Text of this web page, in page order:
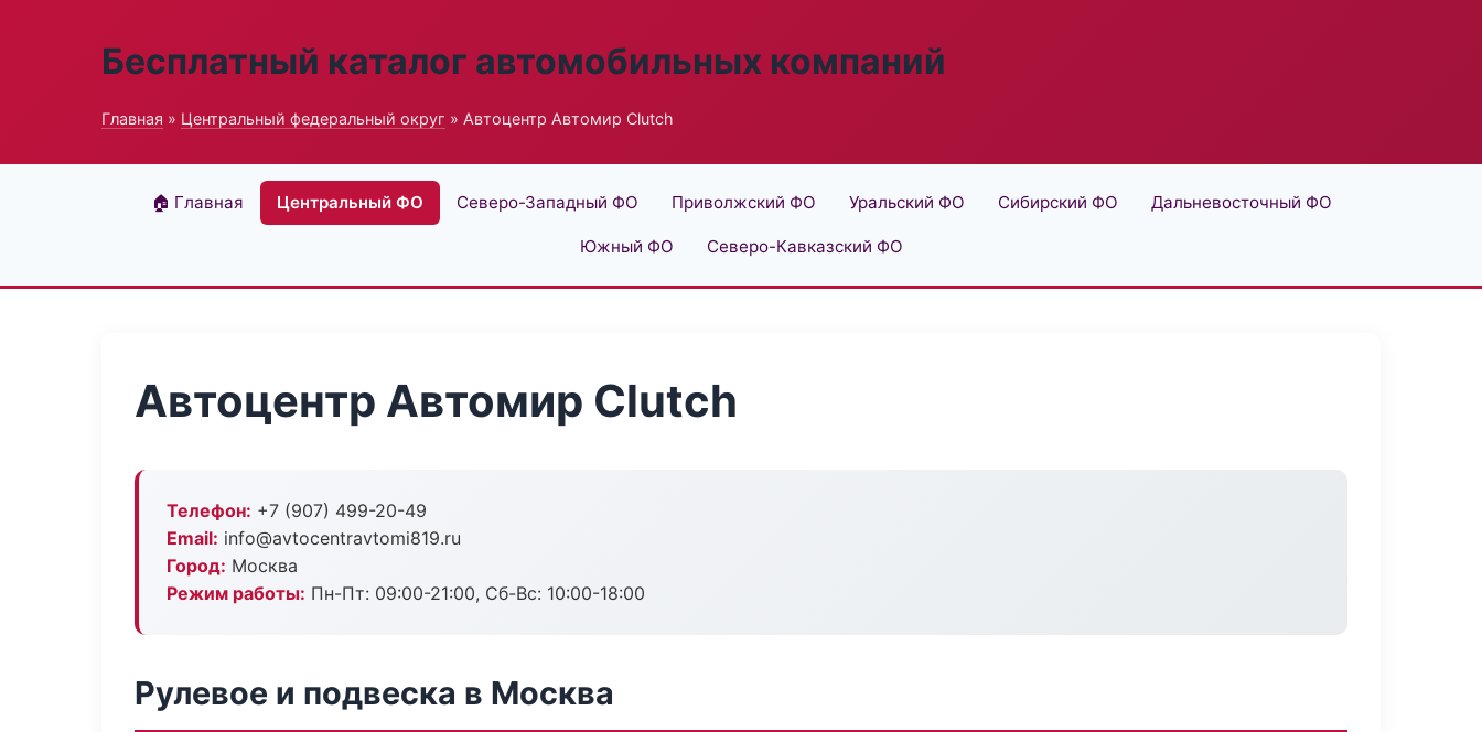
Бесплатный каталог автомобильных компаний
Главная » Центральный федеральный округ » Автоцентр Автомир Clutch
🏠 Главная Центральный ФО Северо-Западный ФО Приволжский ФО Уральский ФО Сибирский ФО Дальневосточный ФО
Южный ФО Северо-Кавказский ФО
Автоцентр Автомир Clutch
Телефон: +7 (907) 499-20-49
Email: info@avtocentravtomi819.ru
Город: Москва
Режим работы: Пн-Пт: 09:00-21:00, Сб-Вс: 10:00-18:00
Рулевое и подвеска в Москва